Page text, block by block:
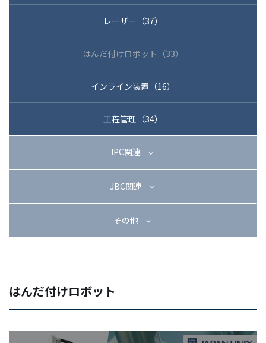
資料ダウンロード
レーザー（37）
はんだ付けロボット（33）
インライン装置（16）
工程管理（34）
IPC関連
JBC関連
その他
はんだ付けロボット